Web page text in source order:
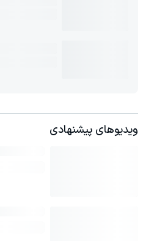
ویدیوهای پیشنهادی